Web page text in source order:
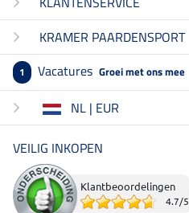
KRAMER PAARDENSPORT
1 Vacatures Groei met ons mee
NL | EUR
VEILIG INKOPEN
Klantbeoordelingen
4.7/5